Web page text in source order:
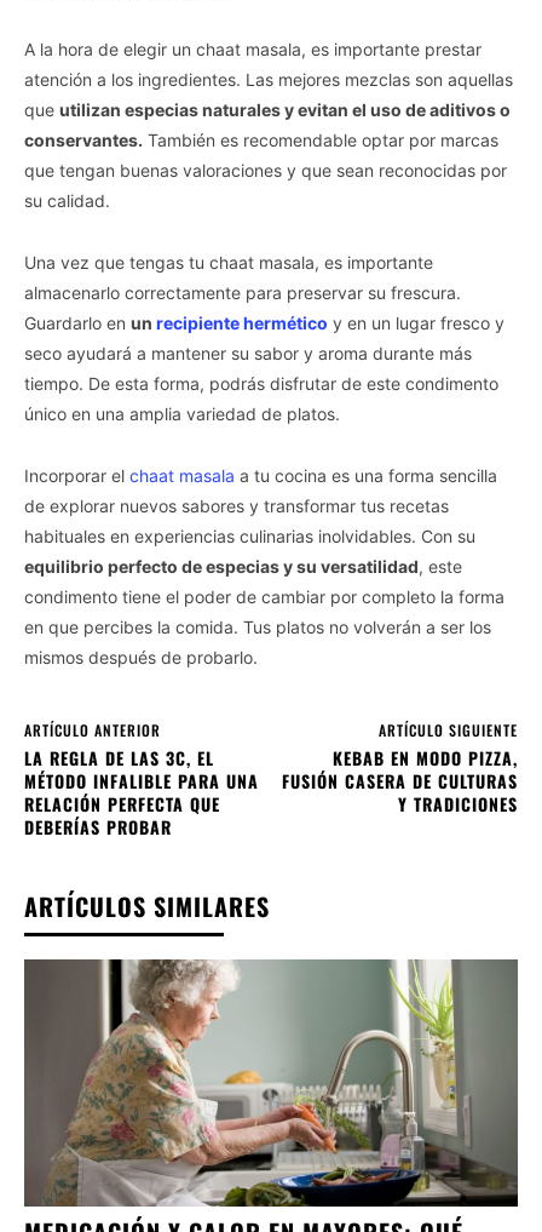
A la hora de elegir un chaat masala, es importante prestar
atención a los ingredientes. Las mejores mezclas son aquellas
que utilizan especias naturales y evitan el uso de aditivos o
conservantes. También es recomendable optar por marcas
que tengan buenas valoraciones y que sean reconocidas por
su calidad.
Una vez que tengas tu chaat masala, es importante
almacenarlo correctamente para preservar su frescura.
Guardarlo en un recipiente hermético y en un lugar fresco y
seco ayudará a mantener su sabor y aroma durante más
tiempo. De esta forma, podrás disfrutar de este condimento
único en una amplia variedad de platos.
Incorporar el chaat masala a tu cocina es una forma sencilla
de explorar nuevos sabores y transformar tus recetas
habituales en experiencias culinarias inolvidables. Con su
equilibrio perfecto de especias y su versatilidad, este
condimento tiene el poder de cambiar por completo la forma
en que percibes la comida. Tus platos no volverán a ser los
mismos después de probarlo.
ARTÍCULO ANTERIOR
LA REGLA DE LAS 3C, EL
MÉTODO INFALIBLE PARA UNA
RELACIÓN PERFECTA QUE
DEBERÍAS PROBAR
ARTÍCULO SIGUIENTE
KEBAB EN MODO PIZZA,
FUSIÓN CASERA DE CULTURAS
Y TRADICIONES
ARTÍCULOS SIMILARES